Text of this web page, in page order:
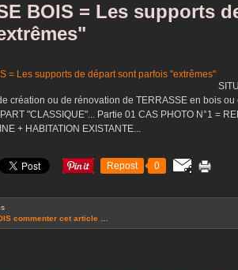
BOIS = Les supports
création ou de rénovation de TERRASSE en bois
"CLASSIQUE"... Partie 01 CAS PHOTO N°1 =
+ HABITATION EXISTANTE...
Repost 0
commenter cet article